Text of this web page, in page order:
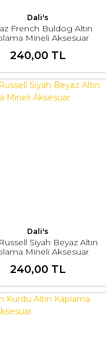
Dali's
French Buldog Altın
Mineli Aksesuar
240,00 TL
Dali's
Siyah Beyaz Altın
Mineli Aksesuar
240,00 TL